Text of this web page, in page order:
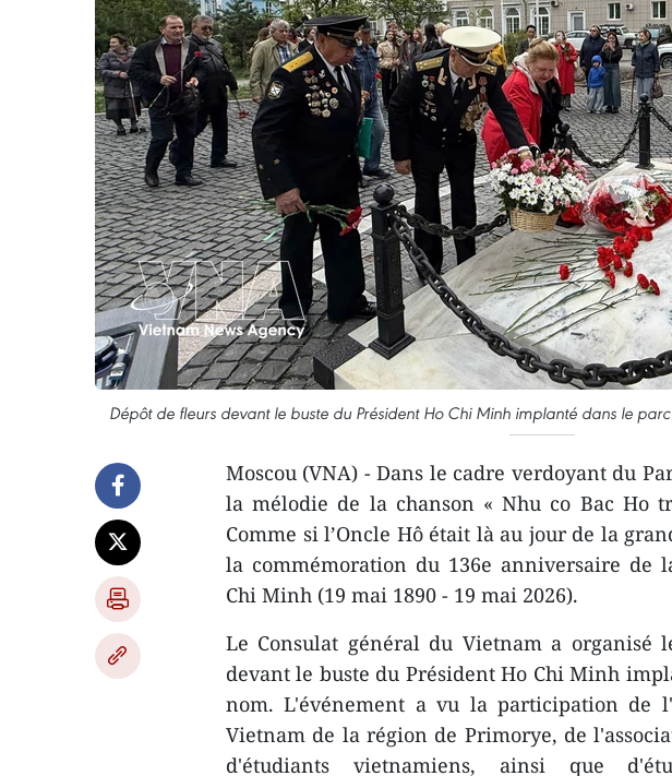
Dépôt de fleurs devant le buste du Président Ho Chi Minh implanté dans le
Moscou (VNA) - Dans le cadre verdoyant du
la mélodie de la chanson « Nhu co Bac Ho
Comme si l’Oncle Hô était là au jour de la
la commémoration du 136e anniversaire de
Chi Minh (19 mai 1890 - 19 mai 2026).
Le Consulat général du Vietnam a organisé
devant le buste du Président Ho Chi Minh
nom. L'événement a vu la participation de
Vietnam de la région de Primorye, de
d'étudiants vietnamiens, ainsi que